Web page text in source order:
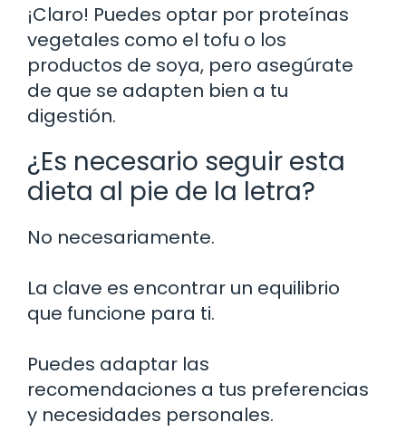
¡Claro! Puedes optar por proteínas
vegetales como el tofu o los
productos de soya, pero asegúrate
de que se adapten bien a tu
digestión.
¿Es necesario seguir esta
dieta al pie de la letra?
No necesariamente.
La clave es encontrar un equilibrio
que funcione para ti.
Puedes adaptar las
recomendaciones a tus preferencias
y necesidades personales.